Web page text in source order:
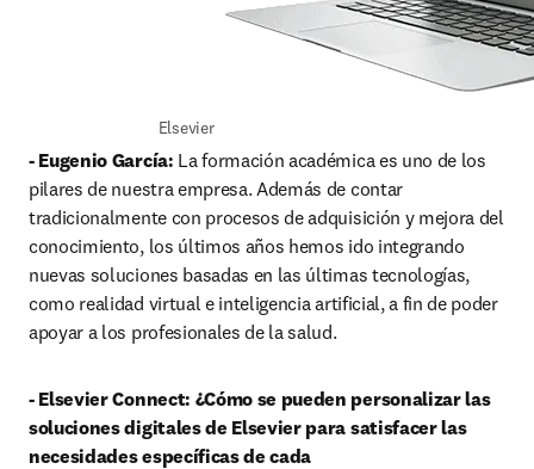
Elsevier
- Eugenio García: La formación académica es uno de los
pilares de nuestra empresa. Además de contar
tradicionalmente con procesos de adquisición y mejora del
conocimiento, los últimos años hemos ido integrando
nuevas soluciones basadas en las últimas tecnologías,
como realidad virtual e inteligencia artificial, a fin de poder
apoyar a los profesionales de la salud.
- Elsevier Connect: ¿Cómo se pueden personalizar las
soluciones digitales de Elsevier para satisfacer las
necesidades específicas de cada